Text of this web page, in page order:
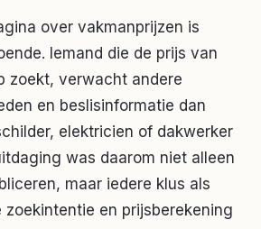
over vakmanprijzen is
Iemand die de prijs van
zoekt, verwacht andere
en beslisinformatie dan
elektricien of dakwerker
was daarom niet alleen
maar iedere klus als
zoekintentie en prijsberekening